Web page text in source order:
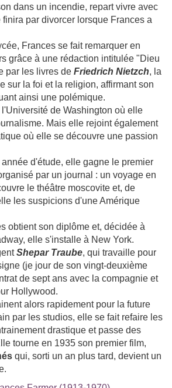
dans un incendie, repart vivre avec
par divorcer lorsque Frances a
Frances se fait remarquer en
grâce à une rédaction intitulée "Dieu
par les livres de Friedrich Nietzch, la
sur la foi et la religion, affirmant son
ainsi une polémique.
de Washington où elle
Mais elle rejoint également
où elle se découvre une passion
d'étude, elle gagne le premier
par un journal : un voyage en
le théâtre moscovite et, de
les suspicions d'une Amérique
obtient son diplôme et, décidée à
elle s'installe à New York.
Shepar Traube, qui travaille pour
(je jour de son vingt-deuxième
de sept ans avec la compagnie et
Hollywood.
alors rapidement pour la future
par les studios, elle se fait refaire les
drastique et passe des
tourne en 1935 son premier film,
qui, sorti un an plus tard, devient un